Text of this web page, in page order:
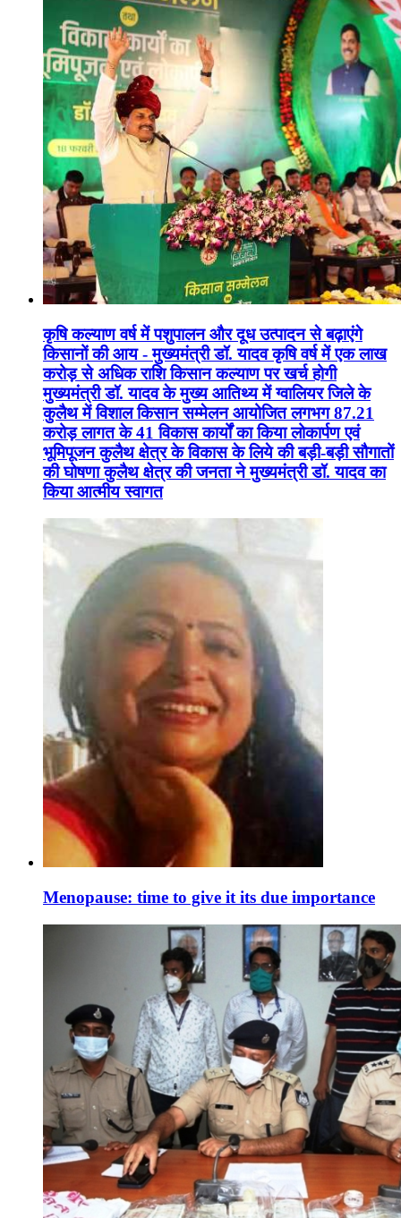
कृषि कल्याण वर्ष में पशुपालन और दूध उत्पादन से बढ़ाएंगे
किसानों की आय - मुख्यमंत्री डॉ. यादव कृषि वर्ष में एक लाख
करोड़ से अधिक राशि किसान कल्याण पर खर्च होगी
मुख्यमंत्री डॉ. यादव के मुख्य आतिथ्य में ग्वालियर जिले के
कुलैथ में विशाल किसान सम्मेलन आयोजित लगभग 87.21
करोड़ लागत के 41 विकास कार्यों का किया लोकार्पण एवं
भूमिपूजन कुलैथ क्षेत्र के विकास के लिये की बड़ी-बड़ी सौगातों
की घोषणा कुलैथ क्षेत्र की जनता ने मुख्यमंत्री डॉ. यादव का
किया आत्मीय स्वागत
Menopause: time to give it its due importance